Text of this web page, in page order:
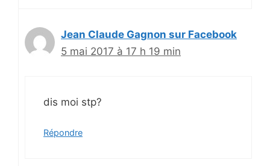
Jean Claude Gagnon sur Facebook
5 mai 2017 à 17 h 19 min
dis moi stp?
Répondre